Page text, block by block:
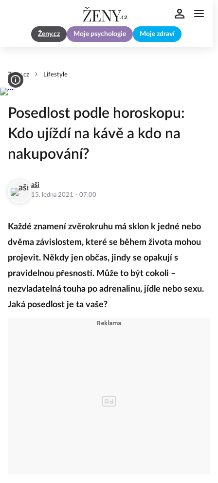
Ženy.cz Moje psychologie Moje zdraví
Zeny.cz Lifestyle
Posedlost podle horoskopu:
Kdo ujíždí na kávě a kdo na
nakupování?
aši
15. ledna 2021 · 07:00
Každé znamení zvěrokruhu má sklon k jedné nebo
dvěma závislostem, které se během života mohou
projevit. Někdy jen občas, jindy se opakují s
pravidelnou přesností. Může to být cokoli –
nezvladatelná touha po adrenalinu, jídle nebo sexu.
Jaká posedlost je ta vaše?